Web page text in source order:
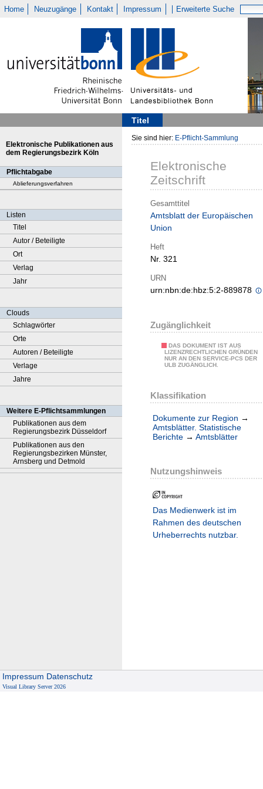
Home Neuzugänge Kontakt Impressum Erweiterte Suche
Titel
Elektronische Publikationen aus
dem Regierungsbezirk Köln
Pflichtabgabe
Ablieferungsverfahren
Listen
Titel
Autor / Beteiligte
Ort
Verlag
Jahr
Clouds
Schlagwörter
Orte
Autoren / Beteiligte
Verlage
Jahre
Weitere E-Pflichtsammlungen
Publikationen aus dem
Regierungsbezirk Düsseldorf
Publikationen aus den
Regierungsbezirken Münster,
Arnsberg und Detmold
Sie sind hier: E-Pflicht-Sammlung
Elektronische
Zeitschrift
Gesamttitel
Amtsblatt der Europäischen
Union
Heft
Nr. 321
URN
urn:nbn:de:hbz:5:2-889878
Zugänglichkeit
DAS DOKUMENT IST AUS
LIZENZRECHTLICHEN GRÜNDEN
NUR AN DEN SERVICE-PCS DER
ULB ZUGÄNGLICH.
Klassifikation
Dokumente zur Region →
Amtsblätter. Statistische
Berichte → Amtsblätter
Nutzungshinweis
Das Medienwerk ist im
Rahmen des deutschen
Urheberrechts nutzbar.
Impressum Datenschutz
Visual Library Server 2026